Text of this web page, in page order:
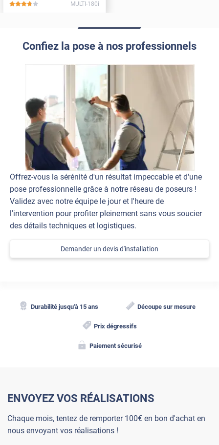
*****
MULTI-180i
Confiez la pose à nos professionnels
Offrez-vous la sérénité d'un résultat impeccable et d'une
pose professionnelle grâce à notre réseau de poseurs !
Validez avec notre équipe le jour et l'heure de
l'intervention pour profiter pleinement sans vous soucier
des détails techniques et logistiques.
Demander un devis d'installation
Durabilité jusqu'à 15 ans Découpe sur mesure
Prix dégressifs
Paiement sécurisé
ENVOYEZ VOS RÉALISATIONS
Chaque mois, tentez de remporter 100€ en bon d'achat en
nous envoyant vos réalisations !